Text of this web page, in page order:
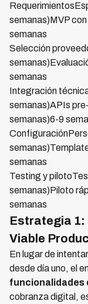
semanas)MVP
semanas
Selección
semanas
Integración
semanas)APIs
semanas)6-9
semanas
Testing y
semanas)Piloto
semanas
Estrategia 1:
Viable
En lugar de
desde día uno, el
funcionalidades
cobranza digital,